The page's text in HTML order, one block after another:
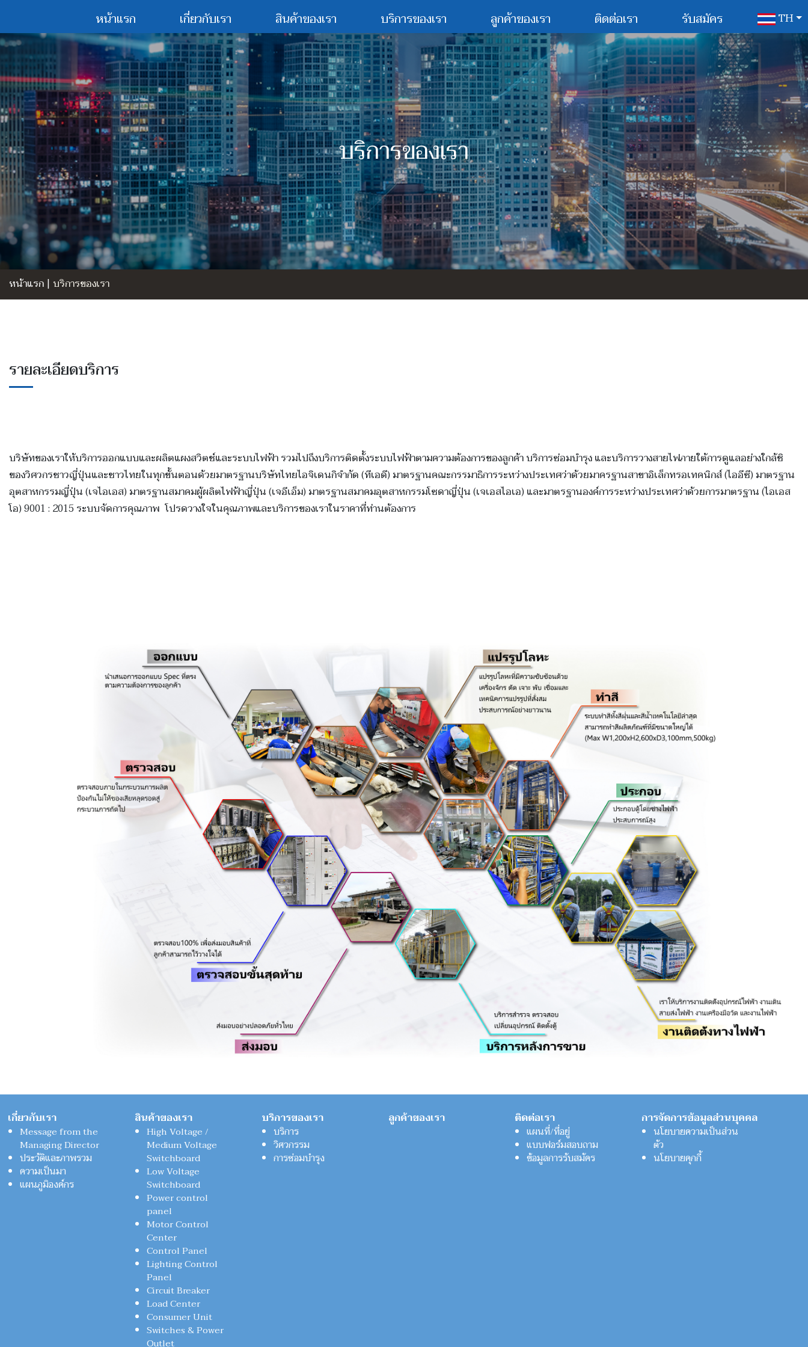
TH
หน้าแรก เกี่ยวกับเรา สินค้าของเรา บริการของเรา ลูกค้าของเรา ติดต่อเรา รับสมัคร
บริการของเรา
หน้าแรก | บริการของเรา
รายละเอียดบริการ
บริษัทของเราให้บริการออกแบบและผลิตแผงสวิตช์และระบบไฟฟ้า รวมไปถึงบริการติดตั้งระบบไฟฟ้าตามความต้องการของลูกค้า บริการซ่อมบำรุง และบริการวางสายไฟภายใต้การดูแลอย่างใกล้ชิ
ของวิศวกรชาวญี่ปุ่นและชาวไทยในทุกขั้นตอนด้วยมาตรฐานบริษัทไทยไอจิเดนกิจำกัด (ทีเอดี) มาตรฐานคณะกรรมาธิการระหว่างประเทศว่าด้วยมาครฐานสาขาอิเล็กทรอเทคนิกส์ (ไออีซี) มาตรฐาน
อุตสาหกรรมญี่ปุ่น (เจไอเอส) มาตรฐานสมาคมผู้ผลิตไฟฟ้าญี่ปุ่น (เจอีเอ็ม) มาตรฐานสมาคมอุตสาหกรรมโซดาญี่ปุ่น (เจเอสไอเอ) และมาตรฐานองค์การระหว่างประเทศว่าด้วยการมาตรฐาน (ไอเอส
โอ) 9001 : 2015 ระบบจัดการคุณภาพ โปรดวางใจในคุณภาพและบริการของเราในราคาที่ท่านต้องการ
เกี่ยวกับเรา
Message from the
Managing Director
ประวัติและภาพรวม
ความเป็นมา
แผนภูมิองค์กร
สินค้าของเรา
High Voltage /
Medium Voltage
Switchboard
Low Voltage
Switchboard
Power control
panel
Motor Control
Center
Control Panel
Lighting Control
Panel
Circuit Breaker
Load Center
Consumer Unit
Switches & Power
Outlet
บริการของเรา
บริการ
วิศวกรรม
การซ่อมบำรุง
ลูกค้าของเรา ติดต่อเรา
แผนที่/ที่อยู่
แบบฟอร์มสอบถาม
ข้อมูลการรับสมัคร
การจัดการข้อมูลส่วนบุคคล
นโยบายความเป็นส่วน
ตัว
นโยบายคุกกี้